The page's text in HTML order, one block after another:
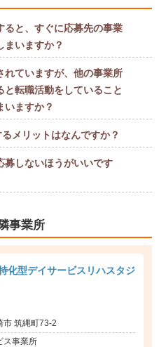
ると、すぐに応募先の事業
まいますか？
れていますが、他の事業所
と転職活動をしていること
いますか？
メリットはなんですか？
募しないほうがいいです
事業所
化型デイサービスリハスタジ
市 筑縄町73-2
ス事業所